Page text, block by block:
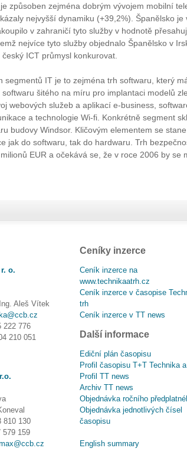
způsoben zejména dobrým vývojem mobilní
nejvyšší dynamiku (+39,2%). Španělsko
v zahraničí tyto služby v hodnotě
nejvíce tyto služby objednalo Španělsko v
ICT průmysl konkurovat.
segmentů IT je to zejména trh softwaru, který
softwaru šitého na míru pro implantaci modelů
webových služeb a aplikací e-business,
a technologie Wi-fi. Konkrétně segment
budovy Windsor. Kličovým elementem se
jak do softwaru, tak do hardwaru. Trh
EUR a očekává se, že v roce 2006 by se
o.
Ing. Aleš Vítek
222 776
210 051
810 130
579 159
Ceníky inzerce
Ceník inzerce na
www.technikaatrh.cz
Ceník inzerce v časopise
trh
Ceník inzerce v TT news
Další informace
Ediční plán časopisu
Profil časopisu T+T Technika
Profil TT news
Archiv TT news
Objednávka ročního
Objednávka jednotlivých čísel
časopisu
English summary